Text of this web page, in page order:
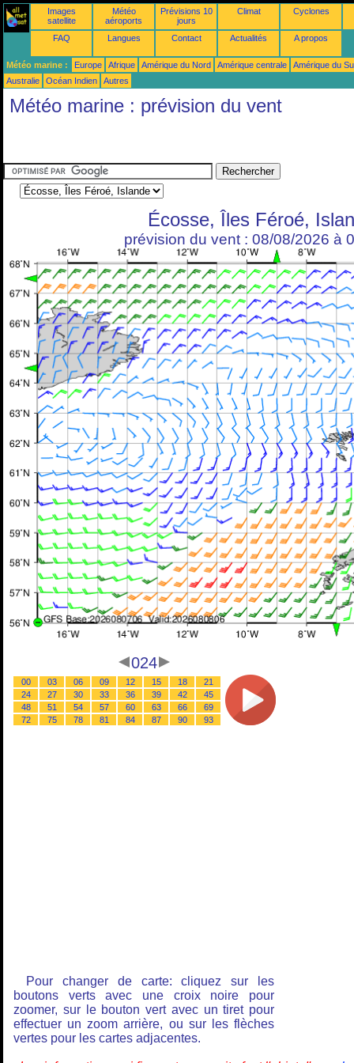
Images
satellite
Météo
aéroports
Prévisions 10
jours
Climat Cyclones
FAQ Langues Contact Actualités A propos
Météo marine : Europe Afrique Amérique du Nord Amérique centrale
Amérique du
Australie
Océan Indien Autres
Météo marine : prévision du vent
Écosse, Îles Féroé,
prévision du vent : 08/08/2026 à
024
00 03 06 09 12 15 18
21
24
27 30 33 36 39 42
45
48
51 54 57 60 63 66
69
72
75 78 81 84 87 90 93
Pour changer de carte: cliquez sur les
boutons verts avec une croix noire pour
zoomer, sur le bouton vert avec un tiret pour
effectuer un zoom arrière, ou sur les flèches
vertes pour les cartes adjacentes.